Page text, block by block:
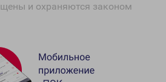
и охраняются законом